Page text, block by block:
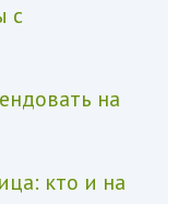
с
на
кто и на